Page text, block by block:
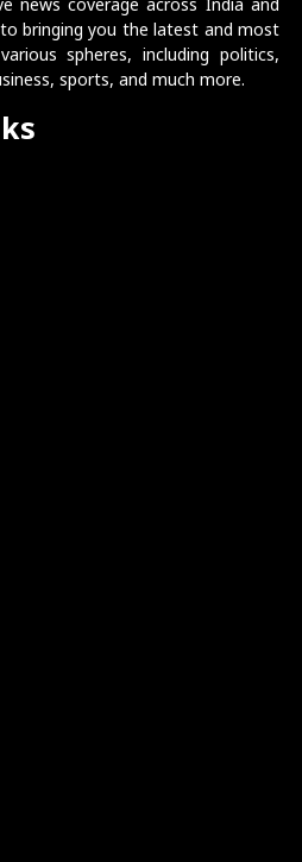
news coverage across India and
bringing you the latest and most
spheres, including politics,
sports, and much more.